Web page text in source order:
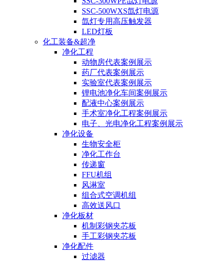
SSC-500WXS氙灯电源
氙灯专用高压触发器
LED灯板
化工装备&超净
净化工程
动物房代表案例展示
药厂代表案例展示
实验室代表案例展示
锂电池净化车间案例展示
配液中心案例展示
手术室净化工程案例展示
电子、光电净化工程案例展示
净化设备
生物安全柜
净化工作台
传递窗
FFU机组
风淋室
组合式空调机组
高效送风口
净化板材
机制彩钢夹芯板
手工彩钢夹芯板
净化配件
过滤器